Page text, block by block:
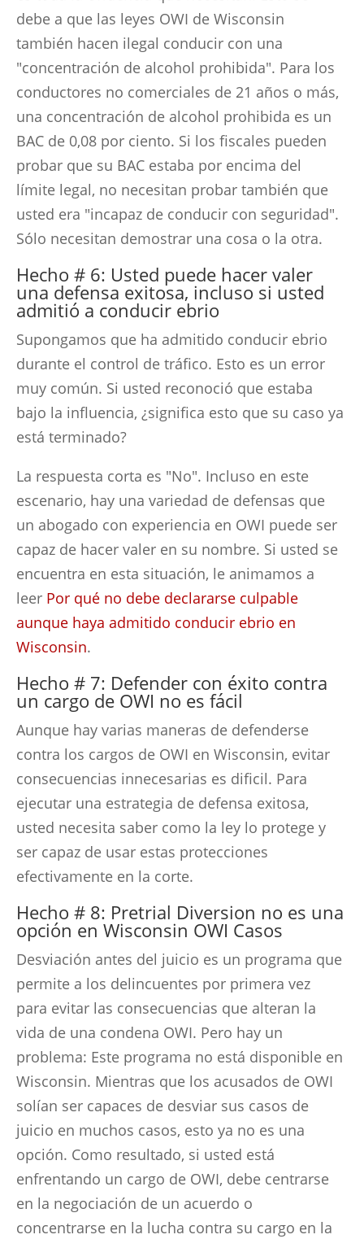
debe a que las leyes OWI de Wisconsin
también hacen ilegal conducir con una
"concentración de alcohol prohibida". Para los
conductores no comerciales de 21 años o más,
una concentración de alcohol prohibida es un
BAC de 0,08 por ciento. Si los fiscales pueden
probar que su BAC estaba por encima del
límite legal, no necesitan probar también que
usted era "incapaz de conducir con seguridad".
Sólo necesitan demostrar una cosa o la otra.
Hecho # 6: Usted puede hacer valer
una defensa exitosa, incluso si usted
admitió a conducir ebrio
Supongamos que ha admitido conducir ebrio
durante el control de tráfico. Esto es un error
muy común. Si usted reconoció que estaba
bajo la influencia, ¿significa esto que su caso ya
está terminado?
La respuesta corta es "No". Incluso en este
escenario, hay una variedad de defensas que
un abogado con experiencia en OWI puede ser
capaz de hacer valer en su nombre. Si usted se
encuentra en esta situación, le animamos a
leer Por qué no debe declararse culpable
aunque haya admitido conducir ebrio en
Wisconsin.
Hecho # 7: Defender con éxito contra
un cargo de OWI no es fácil
Aunque hay varias maneras de defenderse
contra los cargos de OWI en Wisconsin, evitar
consecuencias innecesarias es dificil. Para
ejecutar una estrategia de defensa exitosa,
usted necesita saber como la ley lo protege y
ser capaz de usar estas protecciones
efectivamente en la corte.
Hecho # 8: Pretrial Diversion no es una
opción en Wisconsin OWI Casos
Desviación antes del juicio es un programa que
permite a los delincuentes por primera vez
para evitar las consecuencias que alteran la
vida de una condena OWI. Pero hay un
problema: Este programa no está disponible en
Wisconsin. Mientras que los acusados de OWI
solían ser capaces de desviar sus casos de
juicio en muchos casos, esto ya no es una
opción. Como resultado, si usted está
enfrentando un cargo de OWI, debe centrarse
en la negociación de un acuerdo o
concentrarse en la lucha contra su cargo en la